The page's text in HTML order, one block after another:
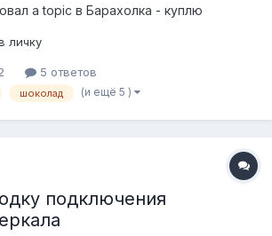
a topic в Барахолка - куплю
личку
5 ответов
шоколад (и ещё 5 )
подключения